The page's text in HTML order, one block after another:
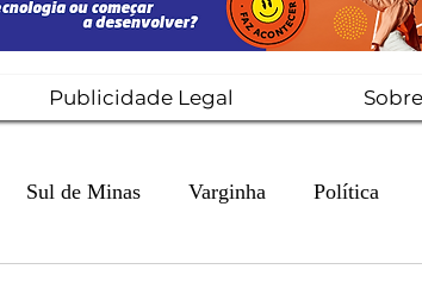
Publicidade Legal Sobre
Sul de Minas Varginha Política